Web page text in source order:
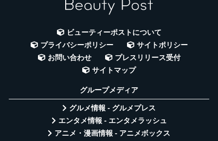
ビューティーポストについて
プライバシーポリシー
サイトポリシー
お問い合わせ
プレスリリース受付
サイトマップ
グループメディア
グルメ情報 - グルメプレス
エンタメ情報 - エンタメラッシュ
アニメ・漫画情報 - アニメボックス